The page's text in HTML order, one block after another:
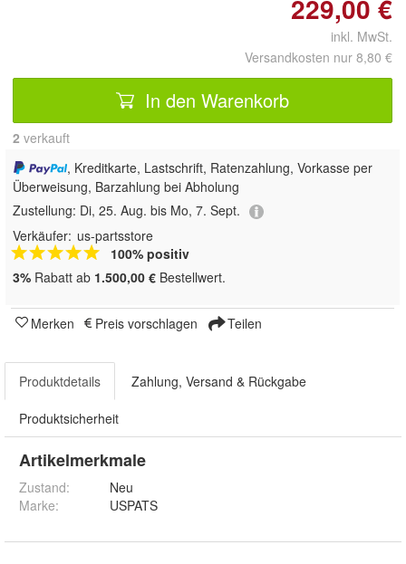
229,00 €
inkl. MwSt.
Versandkosten nur 8,80 €
In den Warenkorb
2 verkauft
, Kreditkarte, Lastschrift, Ratenzahlung, Vorkasse per
Überweisung, Barzahlung bei Abholung
Zustellung: Di, 25. Aug. bis Mo, 7. Sept.
Verkäufer: us-partsstore
100% positiv
3% Rabatt ab 1.500,00 € Bestellwert.
Merken Preis vorschlagen Teilen
Produktdetails Zahlung, Versand & Rückgabe
Produktsicherheit
Artikelmerkmale
Zustand:
Neu
Marke:
USPATS